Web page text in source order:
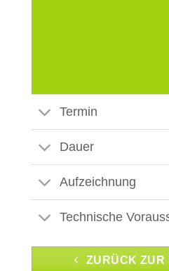
Termin
Dauer
Aufzeichnung
Technische
ZURÜCK ZUR